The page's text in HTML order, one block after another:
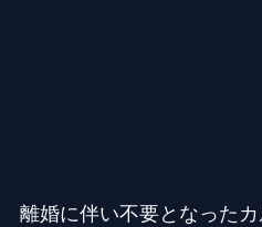
離婚に伴い不要となった